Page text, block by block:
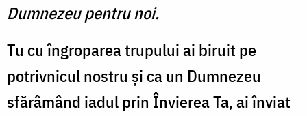
Dumnezeu pentru noi.
Tu cu îngroparea trupului ai biruit pe
potrivnicul nostru şi ca un Dumnezeu
sfărâmând iadul prin Învierea Ta, ai înviat